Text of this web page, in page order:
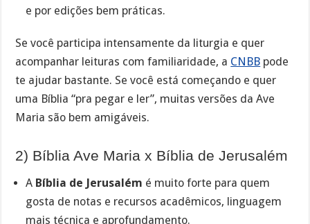
e por edições bem práticas.
Se você participa intensamente da liturgia e quer
acompanhar leituras com familiaridade, a CNBB pode
te ajudar bastante. Se você está começando e quer
uma Bíblia “pra pegar e ler”, muitas versões da Ave
Maria são bem amigáveis.
2) Bíblia Ave Maria x Bíblia de Jerusalém
A Bíblia de Jerusalém é muito forte para quem
gosta de notas e recursos acadêmicos, linguagem
mais técnica e aprofundamento.